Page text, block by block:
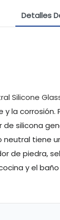
Detalles
la
silicona
tiene
de piedra,
y el